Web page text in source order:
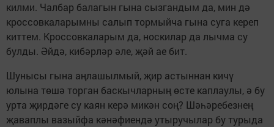
килми. Чалбар балагын гына сызгандым да, мин дә
кроссовкаларымны салып тормыйча гына суга кереп
киттем. Кроссовкаларым да, носкилар да лычма су
булды. Әйдә, кибәрләр әле, җәй ае бит.
Шунысы гына аңлашылмый, җир астыннан кичү
юлына төшә торган баскычларның өсте каплаулы, ә бу
урта җирдәге су каян керә микән соң? Шәһәребезнең
җаваплы вазыйфа кәнәфиендә утыручылар бу турыда